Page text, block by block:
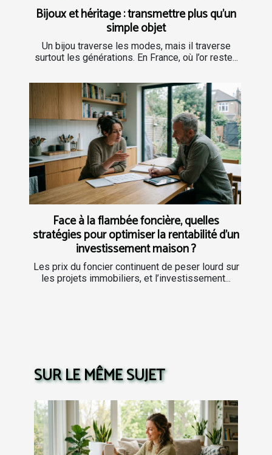
Bijoux et héritage : transmettre plus qu’un
simple objet
Un bijou traverse les modes, mais il traverse
surtout les générations. En France, où l’or reste...
Face à la flambée foncière, quelles
stratégies pour optimiser la rentabilité d’un
investissement maison ?
Les prix du foncier continuent de peser lourd sur
les projets immobiliers, et l’investissement...
SUR LE MÊME SUJET